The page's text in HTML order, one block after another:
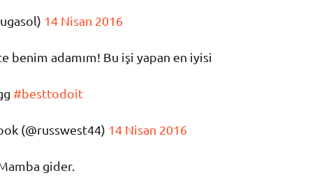
14 Nisan 2016
benim adamım! Bu işi yapan en iyisi
#besttodoit
(@russwest44) 14 Nisan 2016
gider.